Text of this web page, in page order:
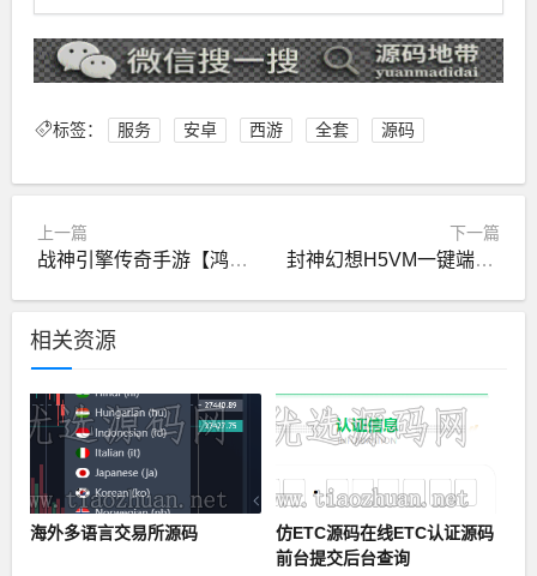
标签： 服务 安卓 西游 全套 源码
上一篇
战神引擎传奇手游【鸿蒙冰雪单职业免授权版】最新整理Win半手工服务端
下一篇
封神幻想H5VM一键端+手工端
相关资源
海外多语言交易所源码
仿ETC源码在线ETC认证源码
前台提交后台查询